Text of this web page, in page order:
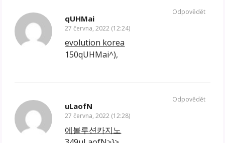
qUHMai
27 června, 2022 (12:24)
evolution korea
150qUHMai^),
Odpovědět
uLaofN
27 června, 2022 (12:28)
에볼루션카지노
Odpovědět